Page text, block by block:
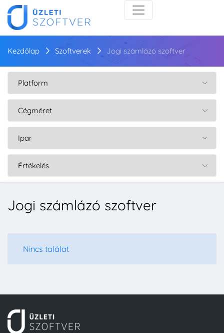
Kezdőlap Szoftverek Jogi számlázó szoftver
Jogi számlázó szoftver
Nincs találat